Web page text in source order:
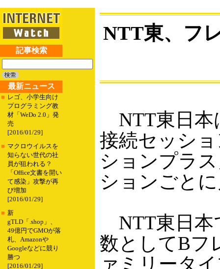
記事検索
最新ニュース
■ レゴ、小学生向け
プログラミング教
材「WeDo 2.0」発
売
[2016/01/29]
■ マクロウイルスを
知らない世代の社
員が狙われる？
「Office文書を開い
て感染」攻撃が再
び増加
[2016/01/29]
■ 新
gTLD「.shop」、
49億円でGMOが落
札、Amazonや
Googleなどに競り
勝つ
[2016/01/29]
NTT東、フ
NTT東日本
接続セッシ
ションプラ
ションごと
NTT東日本
数としてBフ
ァミリータ